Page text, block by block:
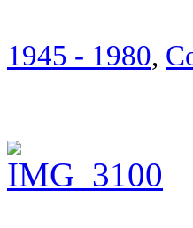
1945 - 1980,